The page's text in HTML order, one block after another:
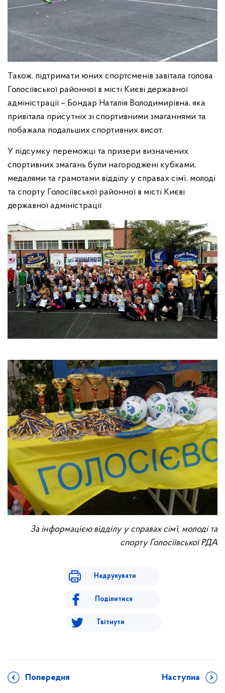
Також, підтримати юних спортсменів завітала голова
Голосіївської районної в місті Києві державної
адміністрації – Бондар Наталія Володимирівна, яка
привітала присутніх зі спортивними змаганнями та
побажала подальших спортивних висот.
У підсумку переможці та призери визначених
спортивних змагань були нагороджені кубками,
медалями та грамотами відділу у справах сім’ї, молоді
та спорту Голосіївської районної в місті Києві
державної адміністрації.
За інформацією відділу у справах сім’ї, молоді та
спорту Голосіївської РДА
Надрукувати
Поділитися
Твітнути
Попередня Наступна